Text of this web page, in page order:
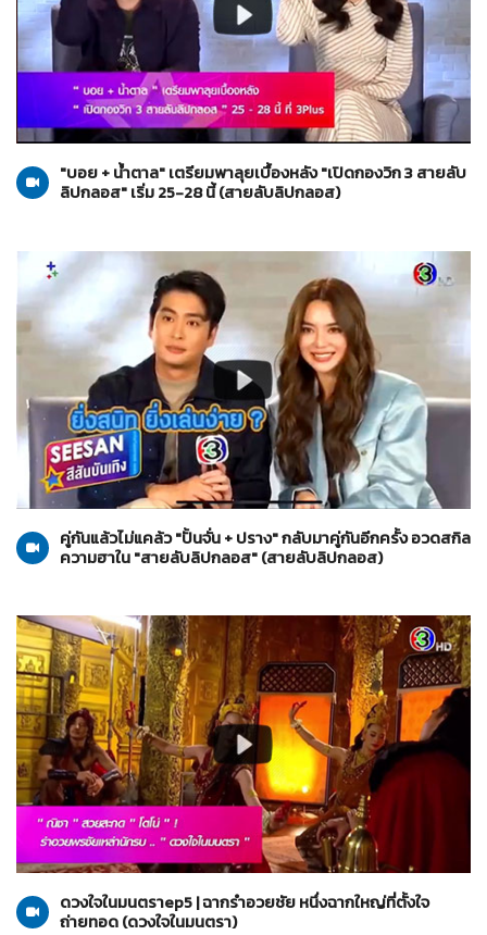
25-10-2565
สายลับลิปกลอส
"บอย + น้ำตาล" เตรียมพาลุยเบื้องหลัง "เปิดกองวิก 3 สายลับ
ลิปกลอส" เริ่ม 25-28 นี้ (สายลับลิปกลอส)
25-10-2565
สายลับลิปกลอส
คู่กันแล้วไม่แคล้ว "ปั้นจั่น + ปราง" กลับมาคู่กันอีกครั้ง อวดสกิล
ความฮาใน "สายลับลิปกลอส" (สายลับลิปกลอส)
09-02-2564
ดวงใจในมนตรา
ดวงใจในมนตราep5 | ฉากรำอวยชัย หนึ่งฉากใหญ่ที่ตั้งใจ
ถ่ายทอด (ดวงใจในมนตรา)